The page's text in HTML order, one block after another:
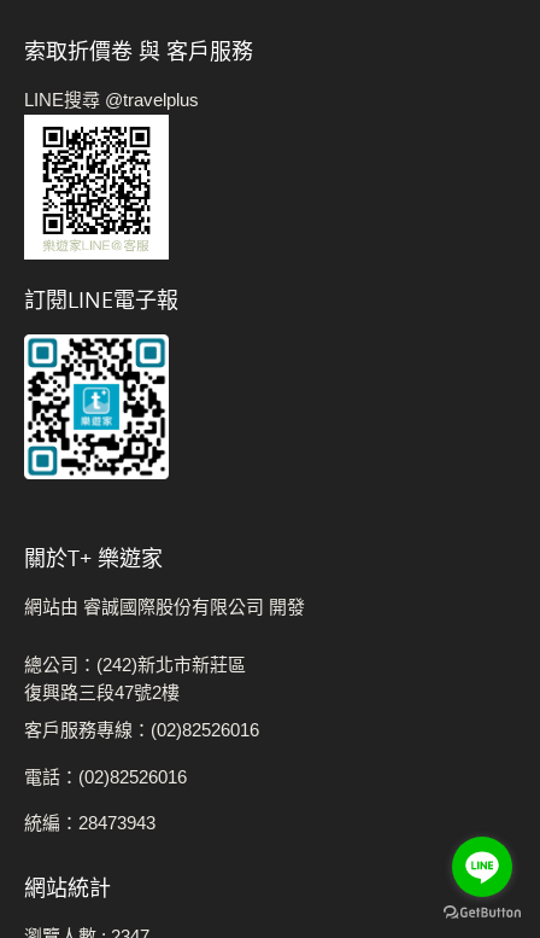
索取折價卷 與 客戶服務
LINE搜尋 @travelplus
訂閱LINE電子報
關於t+ 樂遊家
網站由 睿誠國際股份有限公司 開發
總公司：(242)新北市新莊區
復興路三段47號2樓
客戶服務專線：(02)82526016
電話：(02)82526016
統編：28473943
網站統計